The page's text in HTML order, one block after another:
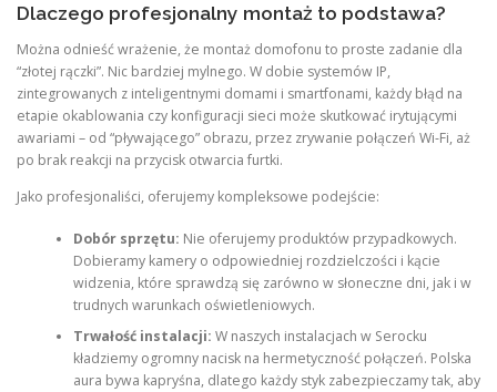
Dlaczego profesjonalny montaż to podstawa?
Można odnieść wrażenie, że montaż domofonu to proste zadanie dla
“złotej rączki”. Nic bardziej mylnego. W dobie systemów IP,
zintegrowanych z inteligentnymi domami i smartfonami, każdy błąd na
etapie okablowania czy konfiguracji sieci może skutkować irytującymi
awariami – od “pływającego” obrazu, przez zrywanie połączeń Wi-Fi, aż
po brak reakcji na przycisk otwarcia furtki.
Jako profesjonaliści, oferujemy kompleksowe podejście:
Dobór sprzętu: Nie oferujemy produktów przypadkowych.
Dobieramy kamery o odpowiedniej rozdzielczości i kącie
widzenia, które sprawdzą się zarówno w słoneczne dni, jak i w
trudnych warunkach oświetleniowych.
Trwałość instalacji: W naszych instalacjach w Serocku
kładziemy ogromny nacisk na hermetyczność połączeń. Polska
aura bywa kapryśna, dlatego każdy styk zabezpieczamy tak, aby